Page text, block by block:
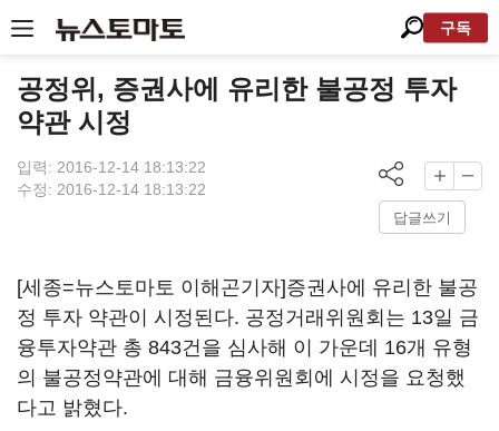
구독
공정위, 증권사에 유리한 불공정 투자
약관 시정
입력: 2016-12-14 18:13:22
수정: 2016-12-14 18:13:22
답글쓰기
[세종=뉴스토마토 이해곤기자]증권사에 유리한 불공
정 투자 약관이 시정된다. 공정거래위원회는 13일 금
융투자약관 총 843건을 심사해 이 가운데 16개 유형
의 불공정약관에 대해 금융위원회에 시정을 요청했
다고 밝혔다.